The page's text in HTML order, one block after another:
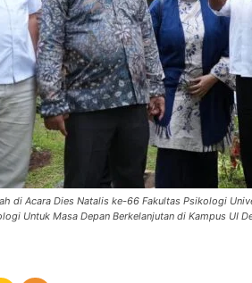
di Acara Dies Natalis ke-66 Fakultas Psikologi
Untuk Masa Depan Berkelanjutan di Kampus UI